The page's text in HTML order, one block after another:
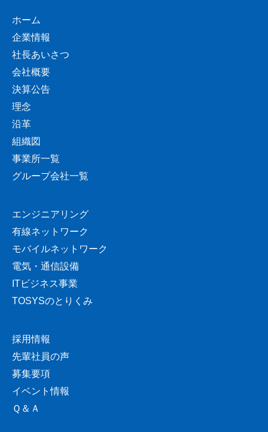
ホーム
企業情報
社長あいさつ
会社概要
決算公告
理念
沿革
組織図
事業所一覧
グループ会社一覧
エンジニアリング
有線ネットワーク
モバイルネットワーク
電気・通信設備
ITビジネス事業
TOSYSのとりくみ
採用情報
先輩社員の声
募集要項
イベント情報
Ｑ＆Ａ